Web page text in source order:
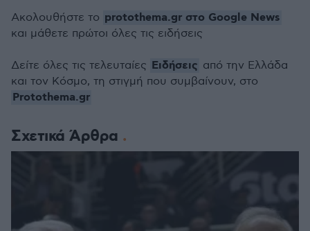
Σχετικά Άρθρα
Ακολουθήστε το protothema.gr στο Google News
και μάθετε πρώτοι όλες τις ειδήσεις
Δείτε όλες τις τελευταίες Ειδήσεις από την Ελλάδα
και τον Κόσμο, τη στιγμή που συμβαίνουν, στο
Protothema.gr